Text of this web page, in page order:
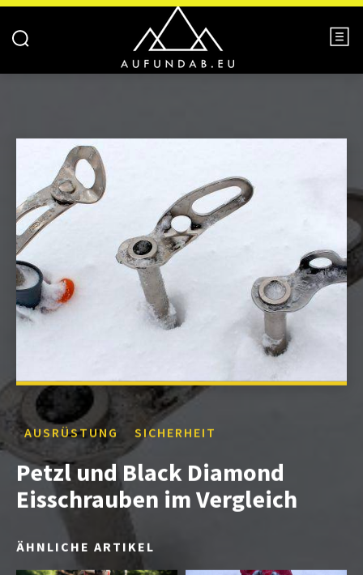
AUSRÜSTUNG SICHERHEIT
Petzl und Black Diamond
Eisschrauben im Vergleich
ÄHNLICHE ARTIKEL